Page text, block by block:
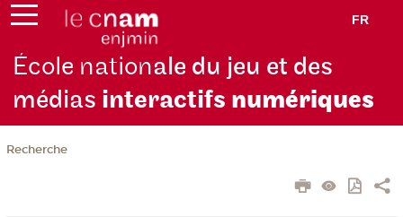
FR
École nationale du jeu et des
médias interactifs numériques
Recherche